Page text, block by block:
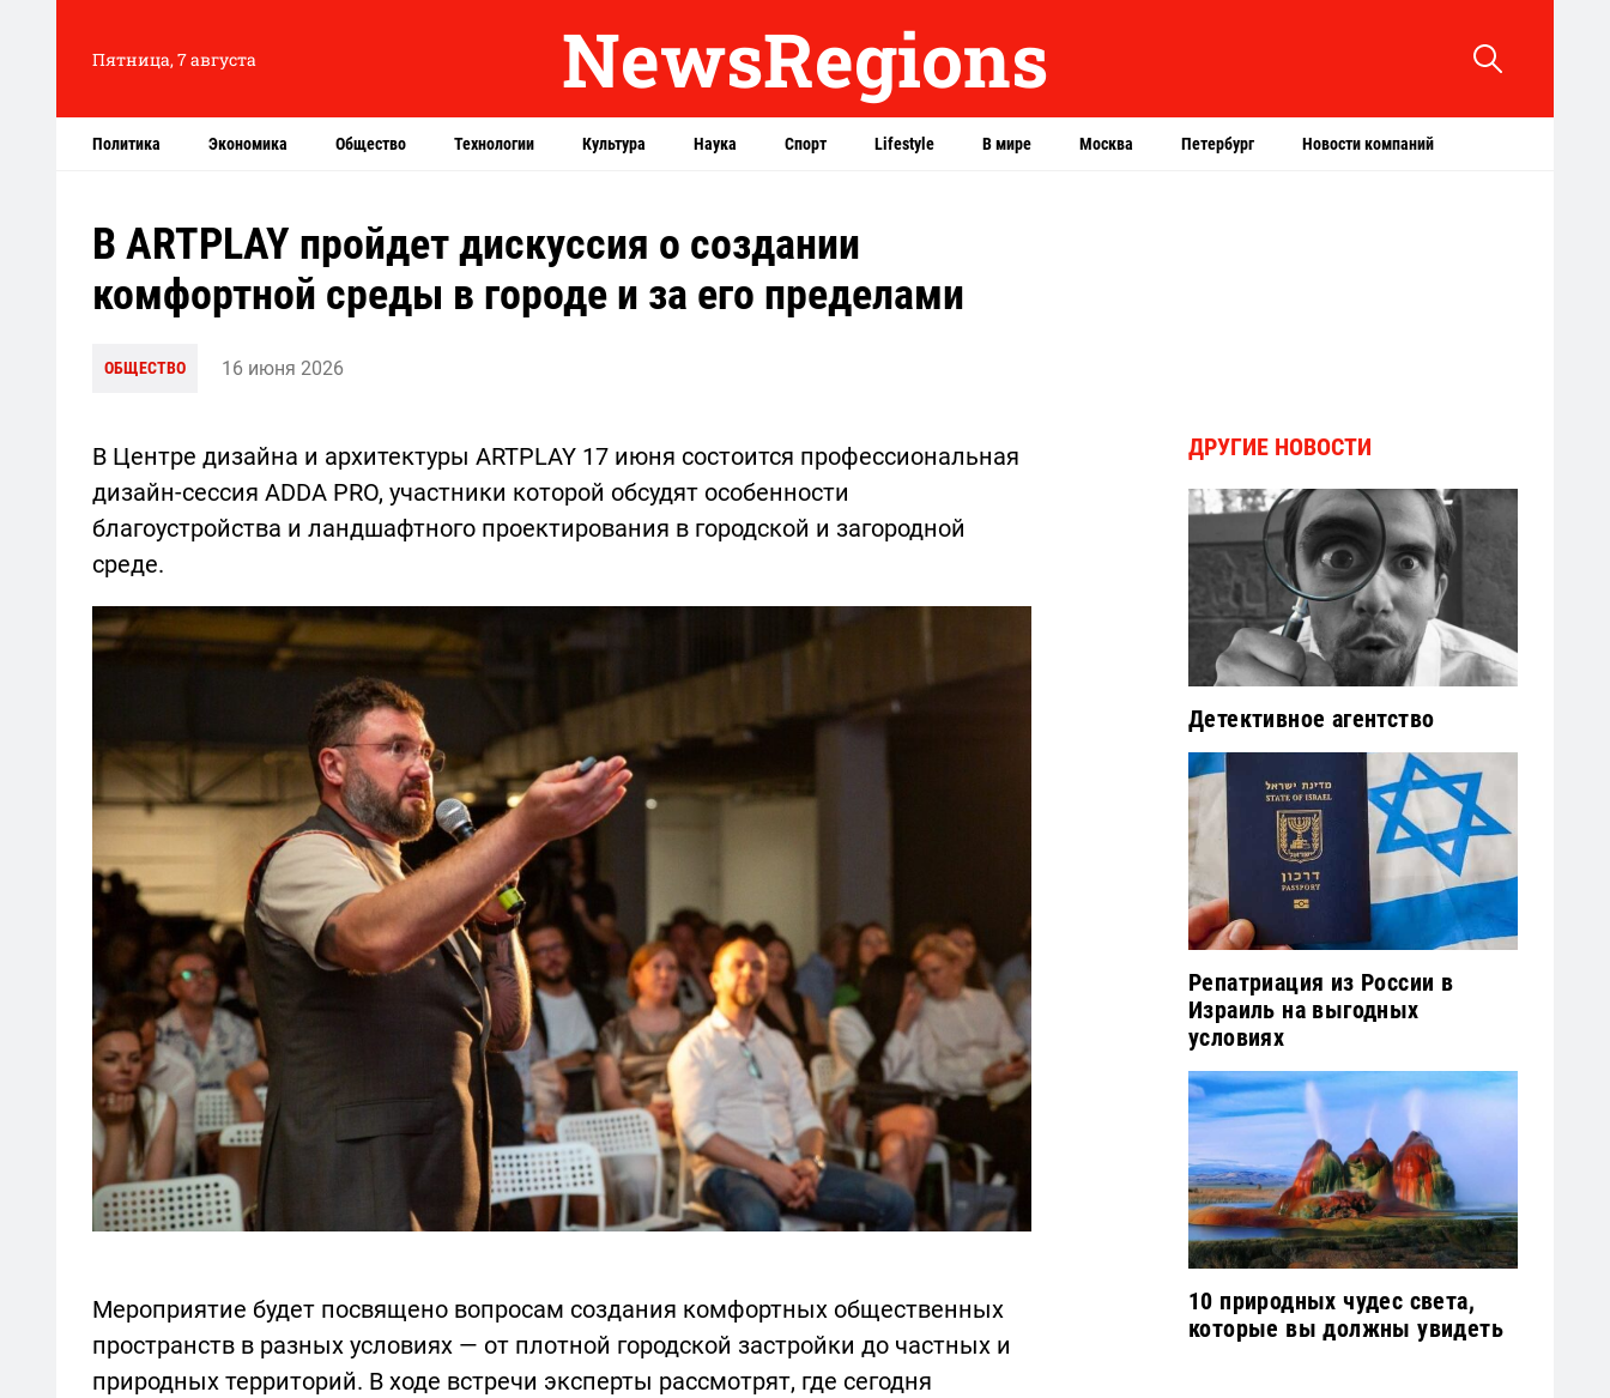
Пятница, 7 августа NewsRegions
Политика Экономика Общество Технологии Культура Наука Спорт Lifestyle В мире Москва Петербург Новости компаний
В ARTPLAY пройдет дискуссия о создании
комфортной среды в городе и за его пределами
ОБЩЕСТВО 16 июня 2026
В Центре дизайна и архитектуры ARTPLAY 17 июня состоится профессиональная
дизайн-сессия ADDA PRO, участники которой обсудят особенности
благоустройства и ландшафтного проектирования в городской и загородной
среде.
Мероприятие будет посвящено вопросам создания комфортных общественных
пространств в разных условиях — от плотной городской застройки до частных и
природных территорий. В ходе встречи эксперты рассмотрят, где сегодня
ДРУГИЕ НОВОСТИ
Детективное агентство
Репатриация из России в
Израиль на выгодных
условиях
10 природных чудес света,
которые вы должны увидеть